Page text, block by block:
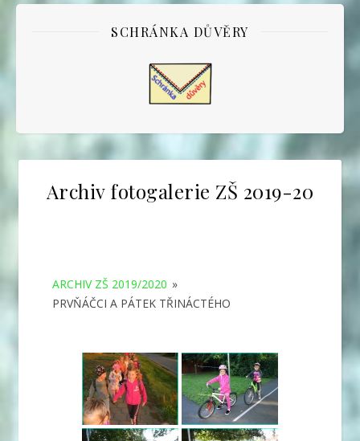
SCHRÁNKA DŮVĚRY
Archiv fotogalerie ZŠ 2019-20
ARCHIV ZŠ 2019/2020 »
PRVŇÁČCI A PÁTEK TŘINÁCTÉHO